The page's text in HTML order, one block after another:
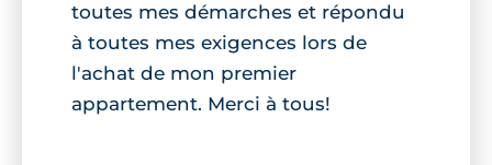
toutes mes démarches et répondu
à toutes mes exigences lors de
l'achat de mon premier
appartement. Merci à tous!